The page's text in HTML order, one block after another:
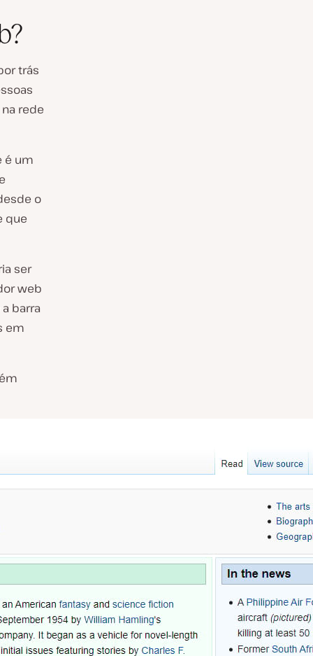
trás
rede
é um
o
que
ser
web
barra
em